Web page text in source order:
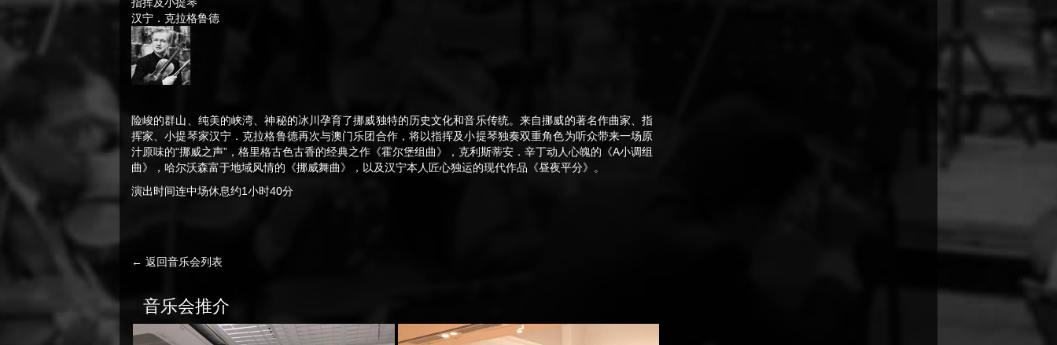
指挥及小提琴
汉宁．克拉格鲁德
险峻的群山、纯美的峡湾、神秘的冰川孕育了挪威独特的历史文化和音乐传统。来自挪威的著名作曲家、指
挥家、小提琴家汉宁．克拉格鲁德再次与澳门乐团合作，将以指挥及小提琴独奏双重角色为听众带来一场原
汁原味的“挪威之声”，格里格古色古香的经典之作《霍尔堡组曲》，克利斯蒂安．辛丁动人心魄的《A小调组
曲》，哈尔沃森富于地域风情的《挪威舞曲》，以及汉宁本人匠心独运的现代作品《昼夜平分》。
演出时间连中场休息约1小时40分
← 返回音乐会列表
音乐会推介